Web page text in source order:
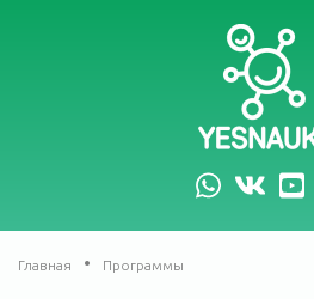
logo
whatsapp
vk
Главная Программы